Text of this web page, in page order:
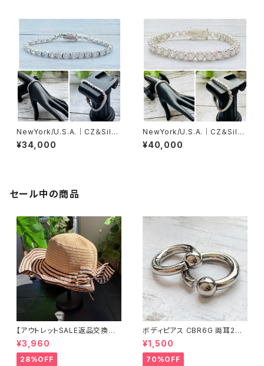
NewYork/U.S.A.｜CZ＆Silve
r925ブレスレット(J) キュービッ
クジルコニア&シルバー925ブレ
¥34,000
NewYork/U.S.A.｜CZ＆Silve
r925ブレスレット(K) キュービッ
クジルコニア&シルバー925ブレ
¥40,000
セール中の商品
【アウトレットSALE返品交換不
可8/20まで】つば広サマーハッ
ト・通気性・軽量 ワイヤー入りハ
ット ボーダー＆BIGリボン・女優
¥3,960
28%OFF
ボディピアス CBR6G 両耳2個
セット 1ボール ネジ式 簡単脱着
サージカルステンレス NY直輸
入
¥1,500
70%OFF